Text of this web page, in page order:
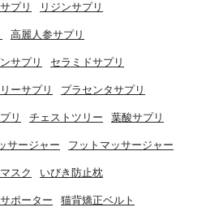
プリ リジンサプリ
高麗人参サプリ
サプリ セラミドサプリ
ーサプリ プラセンタサプリ
リ チェストツリー 葉酸サプリ
サージャー フットマッサージャー
スク いびき防止枕
ポーター 猫背矯正ベルト